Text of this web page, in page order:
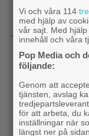
Klassiker
klassiker blev
Tomatoes
HBO Max|
Max idag:
Vi och våra 114
med hjälp av
vår sajt. Med
innehåll och våra
Pop Media och
följande:
Genom att
tjänsten, avslag
för att arbeta, du
inställningar när
längst ner på sidan.